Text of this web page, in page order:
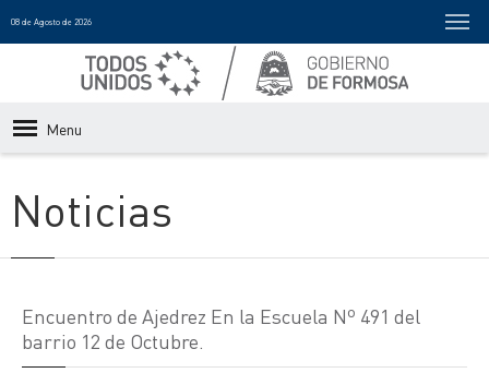
08 de Agosto de 2026
Menu
Noticias
Encuentro de Ajedrez En la Escuela Nº 491 del
barrio 12 de Octubre.